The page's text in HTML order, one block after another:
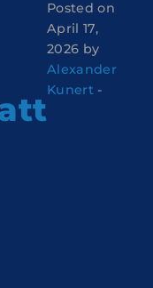
Posted on
April 17,
2026 by
Alexander
Kunert-